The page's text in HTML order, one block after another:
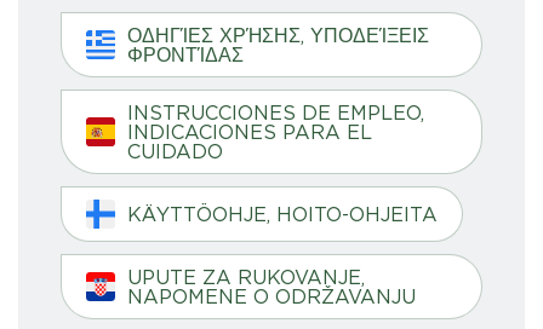
ΟΔΗΓΊΕΣ ΧΡΉΣΗΣ, ΥΠΟΔΕΊΞΕΙΣ
ΦΡΟΝΤΊΔΑΣ
INSTRUCCIONES DE EMPLEO,
INDICACIONES PARA EL
CUIDADO
KÄYTTÖOHJE, HOITO-OHJEITA
UPUTE ZA RUKOVANJE,
NAPOMENE O ODRŽAVANJU